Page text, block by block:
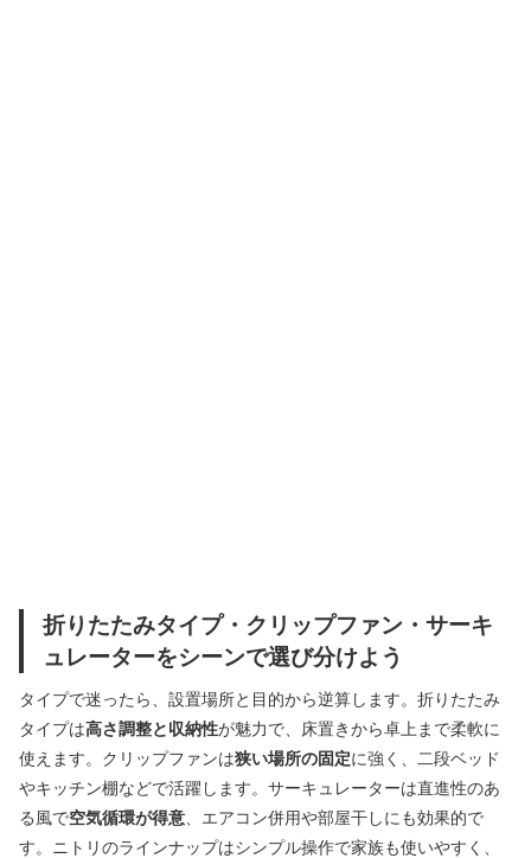
折りたたみタイプ・クリップファン・サーキ
ュレーターをシーンで選び分けよう
タイプで迷ったら、設置場所と目的から逆算します。折りたたみ
タイプは高さ調整と収納性が魅力で、床置きから卓上まで柔軟に
使えます。クリップファンは狭い場所の固定に強く、二段ベッド
やキッチン棚などで活躍します。サーキュレーターは直進性のあ
る風で空気循環が得意 、エアコン併用や部屋干しにも効果的で
す。ニトリのラインナップはシンプル操作で家族も使いやすく、